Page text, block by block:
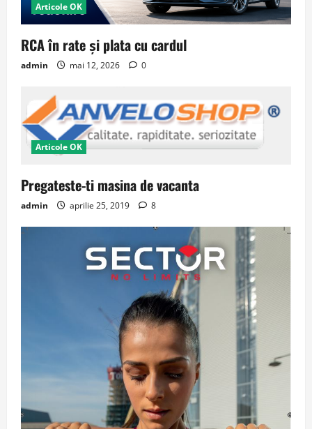
Articole OK
RCA în rate și plata cu cardul
admin mai 12, 2026 0
Articole OK
Pregateste-ti masina de vacanta
admin aprilie 25, 2019 8